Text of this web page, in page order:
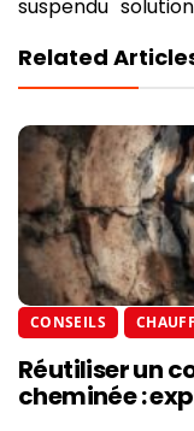
suspendu
Related
CONSEILS
Réutiliser un
cheminée :